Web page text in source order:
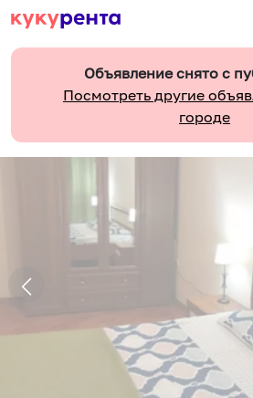
Объявление снято с
Посмотреть другие
городе